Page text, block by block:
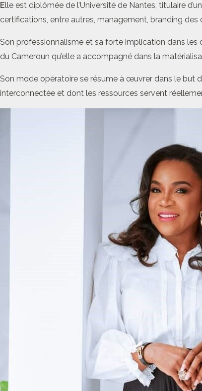
Elle est diplômée de l’Université de Nantes, titulaire
certifications, entre autres, management, branding
Son professionnalisme et sa forte implication dans les
du Cameroun qu’elle a accompagné dans la
Son mode opératoire se résume à œuvrer dans le but
interconnectée et dont les ressources servent